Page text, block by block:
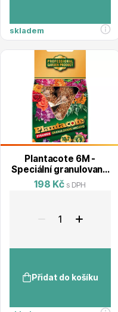
Nářadí, příslušenství
Postřiky, přípravky
skladem
Plantacote 6M -
Speciální granulované
hnojivo - pyramidy
10x7g
198 Kč s DPH
Přidat do košíku